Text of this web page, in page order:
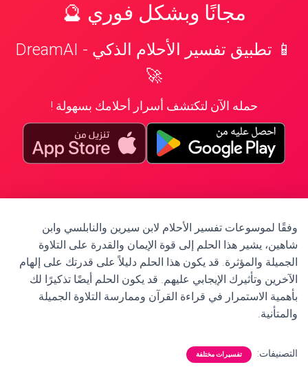
مجانًا وبشكل فوري 🔮
📱 تطبيق تفسير الأحلام الذكي - DreamAI
🚀
حمله الآن لتكتشف أسرار أحلامك بسهولة !
وفقًا لموسوعات تفسير الأحلام لابن سيرين والنابلسي وابن
شاهين، يشير هذا الحلم إلى قوة الإيمان والقدرة على التلاوة
الجميلة والمؤثرة. قد يكون هذا الحلم دليلاً على قدرتك على إلهام
الآخرين وتأثيرك الإيجابي عليهم. قد يكون الحلم أيضًا تذكيرًا لك
بأهمية الاستمرار في قراءة القرآن وممارسة التلاوة الجميلة
والمتأنية.
التصنيفات: تفسيرات مختلفة